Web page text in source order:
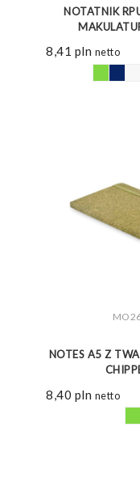
NOTATNIK
8,41 pln netto
NOTES A5 Z
8,40 pln netto